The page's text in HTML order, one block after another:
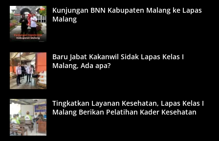
Kunjungan BNN Kabupaten Malang ke Lapas
Malang
Baru Jabat Kakanwil Sidak Lapas Kelas I
Malang, Ada apa?
Tingkatkan Layanan Kesehatan, Lapas Kelas I
Malang Berikan Pelatihan Kader Kesehatan